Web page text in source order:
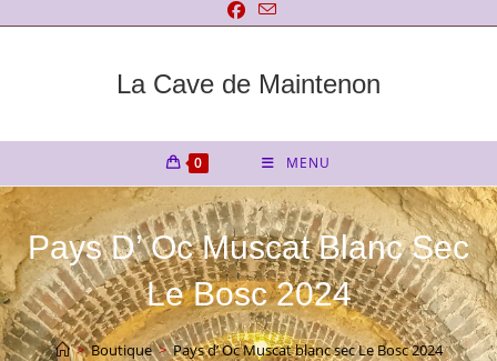
La Cave de Maintenon
0 MENU
Pays D’ Oc Muscat Blanc Sec
Le Bosc 2024
> Boutique > Pays d’ Oc Muscat blanc sec Le Bosc 2024